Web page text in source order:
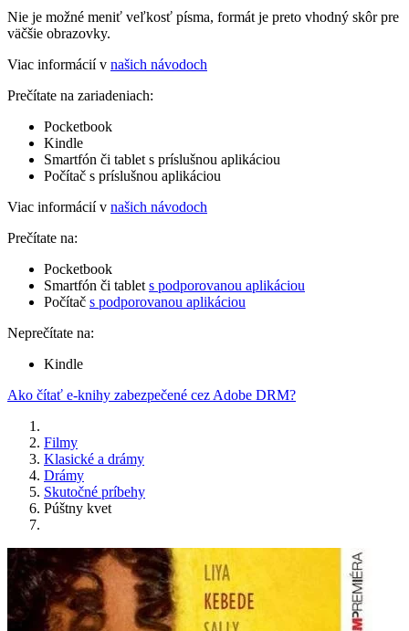
Nie je možné meniť veľkosť písma, formát je preto vhodný skôr pre
väčšie obrazovky.
Viac informácií v našich návodoch
Prečítate na zariadeniach:
Pocketbook
Kindle
Smartfón či tablet s príslušnou aplikáciou
Počítač s príslušnou aplikáciou
Viac informácií v našich návodoch
Prečítate na:
Pocketbook
Smartfón či tablet s podporovanou aplikáciou
Počítač s podporovanou aplikáciou
Neprečítate na:
Kindle
Ako čítať e-knihy zabezpečené cez Adobe DRM?
Filmy
Klasické a drámy
Drámy
Skutočné príbehy
Púštny kvet